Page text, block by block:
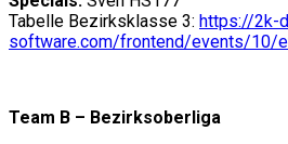
Tabelle Bezirksklasse 3: https://2k-
software.com/frontend/events/10/
Team B – Bezirksoberliga